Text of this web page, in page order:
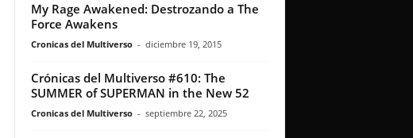
My Rage Awakened: Destrozando a The
Force Awakens
Cronicas del Multiverso - diciembre 19, 2015
Crónicas del Multiverso #610: The
SUMMER of SUPERMAN in the New 52
Cronicas del Multiverso - septiembre 22, 2025